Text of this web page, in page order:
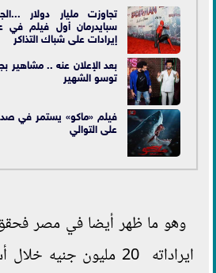
تجاوزت مليار دولار
سبايدرمان أول فيلم في
إيرادات على شباك التذاكر
بعد الإعلان عنه .. مشاهير
توسو الشهير
فيلم «ماكو» يستمر في
على التوالي
وهو ما ظهر أيضا في مصر
ايراداته 20 مليون